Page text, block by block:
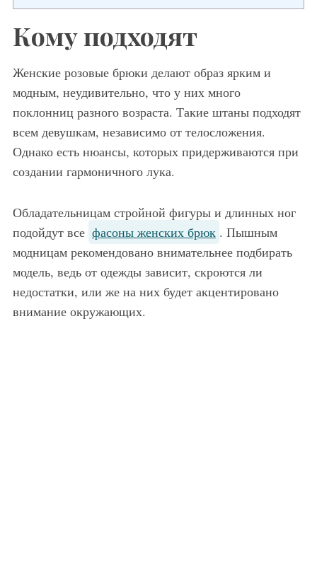
Кому подходят
Женские розовые брюки делают образ ярким и
модным, неудивительно, что у них много
поклонниц разного возраста. Такие штаны подходят
всем девушкам, независимо от телосложения.
Однако есть нюансы, которых придерживаются при
создании гармоничного лука.
Обладательницам стройной фигуры и длинных ног
подойдут все фасоны женских брюк . Пышным
модницам рекомендовано внимательнее подбирать
модель, ведь от одежды зависит, скроются ли
недостатки, или же на них будет акцентировано
внимание окружающих.